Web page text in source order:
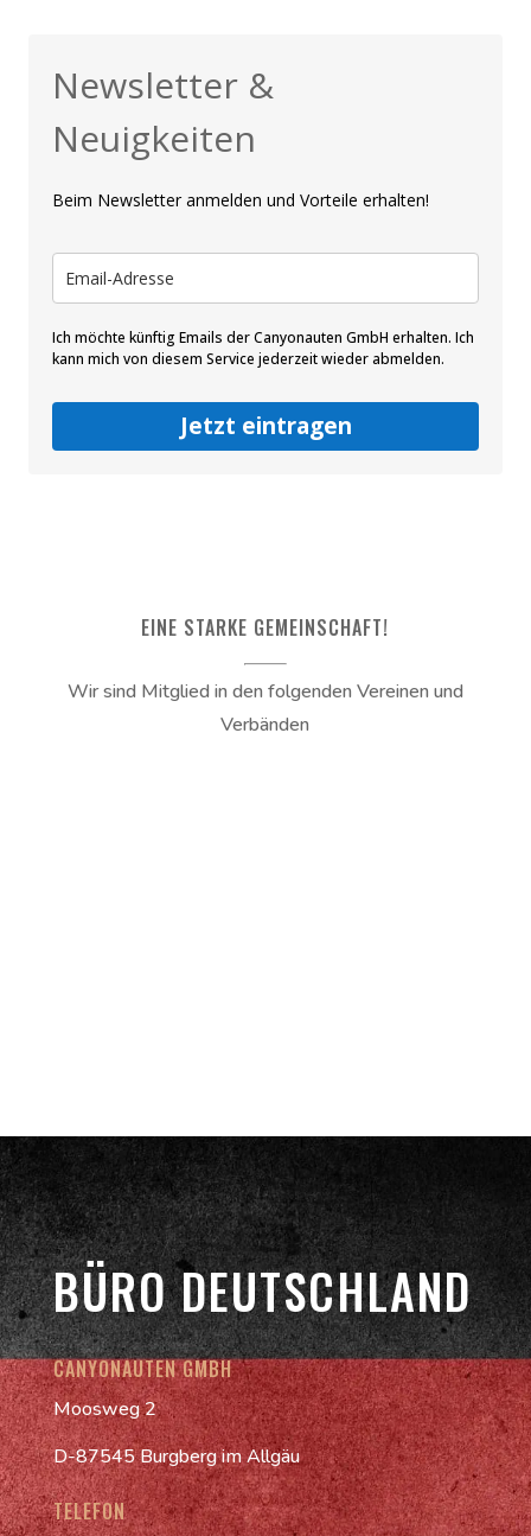
Newsletter &
Neuigkeiten
Beim Newsletter anmelden und Vorteile erhalten!
Ich möchte künftig Emails der Canyonauten GmbH erhalten. Ich
kann mich von diesem Service jederzeit wieder abmelden.
Jetzt eintragen
EINE STARKE GEMEINSCHAFT!
Wir sind Mitglied in den folgenden Vereinen und
Verbänden
BÜRO DEUTSCHLAND
CANYONAUTEN GMBH
Moosweg 2
D-87545 Burgberg im Allgäu
TELEFON